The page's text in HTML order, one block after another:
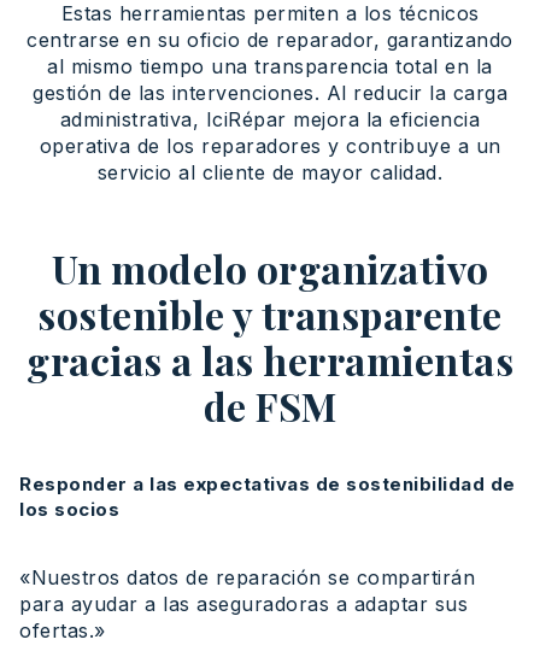
Estas herramientas permiten a los técnicos
centrarse en su oficio de reparador, garantizando
al mismo tiempo una transparencia total en la
gestión de las intervenciones. Al reducir la carga
administrativa, IciRépar mejora la eficiencia
operativa de los reparadores y contribuye a un
servicio al cliente de mayor calidad.
Un modelo organizativo
sostenible y transparente
gracias a las herramientas
de FSM
Responder a las expectativas de sostenibilidad de
los socios
«Nuestros datos de reparación se compartirán
para ayudar a las aseguradoras a adaptar sus
ofertas.»